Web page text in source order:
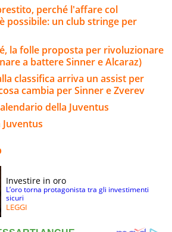
perché l'affare col
possibile: un club stringe per
la folle proposta per rivoluzionare
a battere Sinner e Alcaraz)
classifica arriva un assist per
cambia per Sinner e Zverev
della Juventus
Investire in oro
L’oro torna protagonista tra gli investimenti
sicuri
LEGGI